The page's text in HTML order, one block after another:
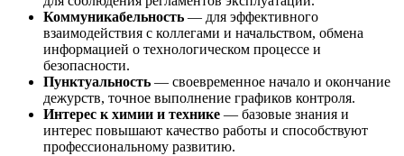
Коммуникабельность — для эффективного
взаимодействия с коллегами и начальством, обмена
информацией о технологическом процессе и
безопасности.
Пунктуальность — своевременное начало и окончание
дежурств, точное выполнение графиков контроля.
Интерес к химии и технике — базовые знания и
интерес повышают качество работы и способствуют
профессиональному развитию.